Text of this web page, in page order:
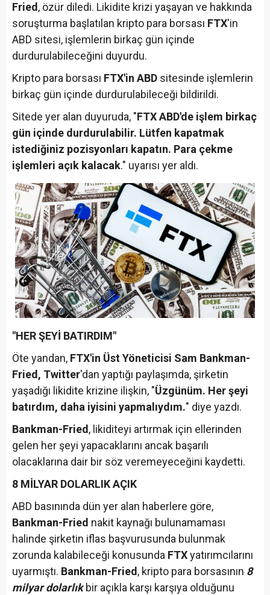
Fried , özür diledi. Likidite krizi yaşayan ve hakkında
soruşturma başlatılan kripto para borsası FTX'in
ABD sitesi, işlemlerin birkaç gün içinde
durdurulabileceğini duyurdu.
Kripto para borsası FTX'in ABD sitesinde işlemlerin
birkaç gün içinde durdurulabileceği bildirildi.
Sitede yer alan duyuruda, "FTX ABD'de işlem birkaç
gün içinde durdurulabilir. Lütfen kapatmak
istediğiniz pozisyonları kapatın. Para çekme
işlemleri açık kalacak." uyarısı yer aldı.
"HER ŞEYİ BATIRDIM"
Öte yandan, FTX'in Üst Yöneticisi Sam Bankman-
Fried, Twitter'dan yaptığı paylaşımda, şirketin
yaşadığı likidite krizine ilişkin, "Üzgünüm. Her şeyi
batırdım, daha iyisini yapmalıydım." diye yazdı.
Bankman-Fried, likiditeyi artırmak için ellerinden
gelen her şeyi yapacaklarını ancak başarılı
olacaklarına dair bir söz veremeyeceğini kaydetti.
8 MİLYAR DOLARLIK AÇIK
ABD basınında dün yer alan haberlere göre,
Bankman-Fried nakit kaynağı bulunamaması
halinde şirketin iflas başvurusunda bulunmak
zorunda kalabileceği konusunda FTXyatırımcılarını
uyarmıştı. Bankman-Fried, kripto para borsasının 8
milyar dolarlıkbir açıkla karşı karşıya olduğunu